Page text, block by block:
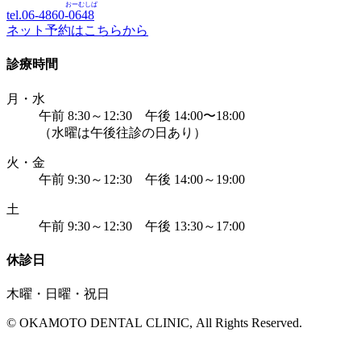
tel.06-4860-0648
おーむしば
ネット予約はこちらから
診療時間
月・水
午前 8:30～12:30 午後 14:00〜18:00
（水曜は午後往診の日あり）
火・金
午前 9:30～12:30 午後 14:00～19:00
土
午前 9:30～12:30 午後 13:30～17:00
休診日
木曜・日曜・祝日
© OKAMOTO DENTAL CLINIC, All Rights Reserved.